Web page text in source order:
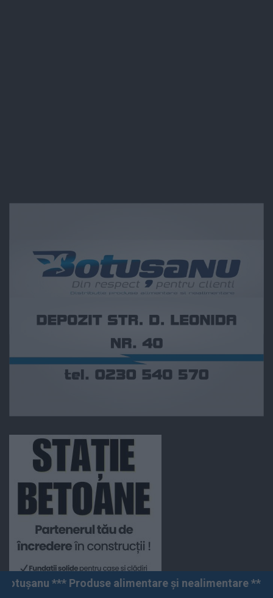
alimentare și nealimentare *** Vânzări